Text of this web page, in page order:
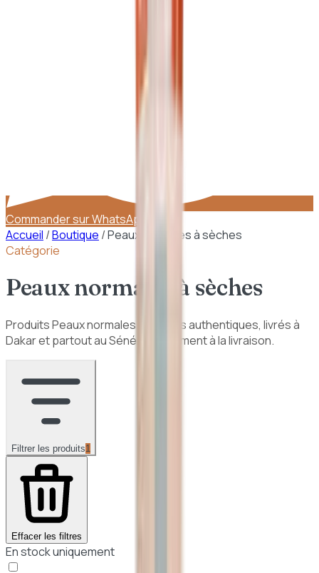
Commander sur WhatsApp
Accueil /Boutique /Peaux normales à sèches
Catégorie
Peaux normales à sèches
ProduitsPeaux normales à sèchesauthentiques, livrés à
Dakar et partout au Sénégal. Paiement à la livraison.
Filtrer les produits1
Effacer les filtres
En stock uniquement